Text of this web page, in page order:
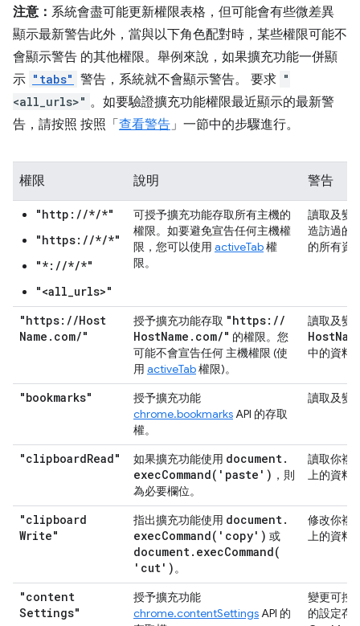
注意： 系統會盡可能更新權限表格，但可能會有些微差異
顯示最新警告此外，當與以下角色配對時，某些權限可能不
會顯示警告 的其他權限。舉例來說，如果擴充功能一併顯
示 "tabs" 警告，系統就不會顯示警告。 要求 "
<all_urls>" 。如要驗證擴充功能權限最近顯示的最新警
告，請按照 按照「 查看警告」一節中的步驟進行。
權限 說明 警告
"http://*/*"
"https://*/*"
"*://*/*"
"<all_urls>"
可授予擴充功能存取所有主機的
權限。如要避免宣告任何主機權
限，您可以使用 activeTab權
限。
讀取及變
造訪過的
的所有資
"https: //Host
Name . com/"
授予擴充功能存取 "https: //
HostName . com/" 的權限。您
可能不會宣告任何 主機權限 (使
用 activeTab權限)。
讀取及變
中的資料
"bookmarks"
授予擴充功能
chrome.bookmarksAPI 的存取
權。
讀取及變
"clipboardRead" 如果擴充功能使用 document.
execCommand( 'paste') ，則
為必要欄位。
讀取你複
上的資料
"clipboard
Write"
指出擴充功能使用 document.
execCommand( 'copy') 或
document. execCommand(
'cut')。
修改你複
上的資料
"content
Settings"
授予擴充功能
chrome.contentSettingsAPI 的
變更可控
的設定存